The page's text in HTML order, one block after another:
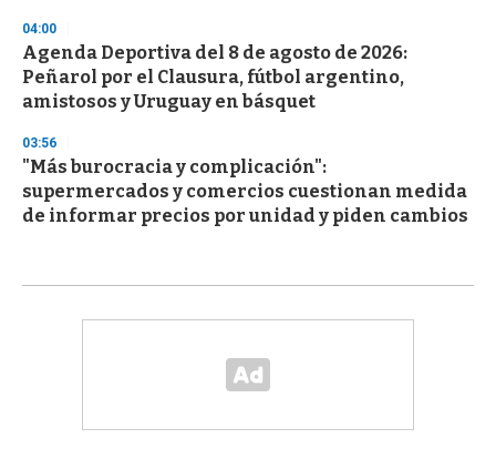
04:00
Agenda Deportiva del 8 de agosto de 2026:
Peñarol por el Clausura, fútbol argentino,
amistosos y Uruguay en básquet
03:56
"Más burocracia y complicación":
supermercados y comercios cuestionan medida
de informar precios por unidad y piden cambios